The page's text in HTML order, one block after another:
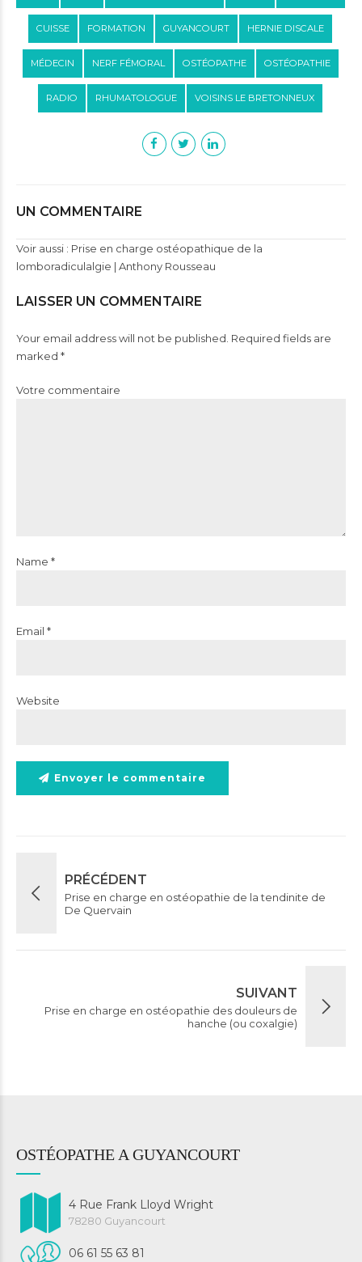
CUISSE FORMATION GUYANCOURT HERNIE DISCALE
MÉDECIN NERF FÉMORAL OSTÉOPATHE OSTÉOPATHIE
RADIO RHUMATOLOGUE VOISINS LE BRETONNEUX
UN COMMENTAIRE
Voir aussi : Prise en charge ostéopathique de la
lomboradiculalgie | Anthony Rousseau
LAISSER UN COMMENTAIRE
Your email address will not be published. Required fields are
marked *
Votre commentaire
Name *
Email *
Website
Envoyer le commentaire
PRÉCÉDENT
Prise en charge en ostéopathie de la tendinite de
De Quervain
SUIVANT
Prise en charge en ostéopathie des douleurs de
hanche (ou coxalgie)
OSTÉOPATHE A GUYANCOURT
4 Rue Frank Lloyd Wright
78280 Guyancourt
06 61 55 63 81